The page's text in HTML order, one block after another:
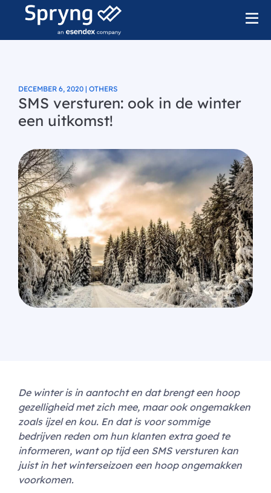
DECEMBER 6, 2020 | OTHERS
SMS versturen: ook in de winter
een uitkomst!
De winter is in aantocht en dat brengt een hoop
gezelligheid met zich mee, maar ook ongemakken
zoals ijzel en kou. En dat is voor sommige
bedrijven reden om hun klanten extra goed te
informeren, want op tijd een SMS versturen kan
juist in het winterseizoen een hoop ongemakken
voorkomen.